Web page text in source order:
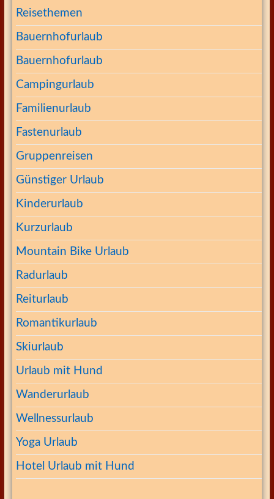
Reisethemen
Bauernhofurlaub
Bauernhofurlaub
Campingurlaub
Familienurlaub
Fastenurlaub
Gruppenreisen
Günstiger Urlaub
Kinderurlaub
Kurzurlaub
Mountain Bike Urlaub
Radurlaub
Reiturlaub
Romantikurlaub
Skiurlaub
Urlaub mit Hund
Wanderurlaub
Wellnessurlaub
Yoga Urlaub
Hotel Urlaub mit Hund